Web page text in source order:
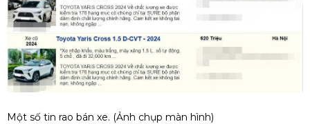
Một số tin rao bán xe. (Ảnh chụp màn hình)